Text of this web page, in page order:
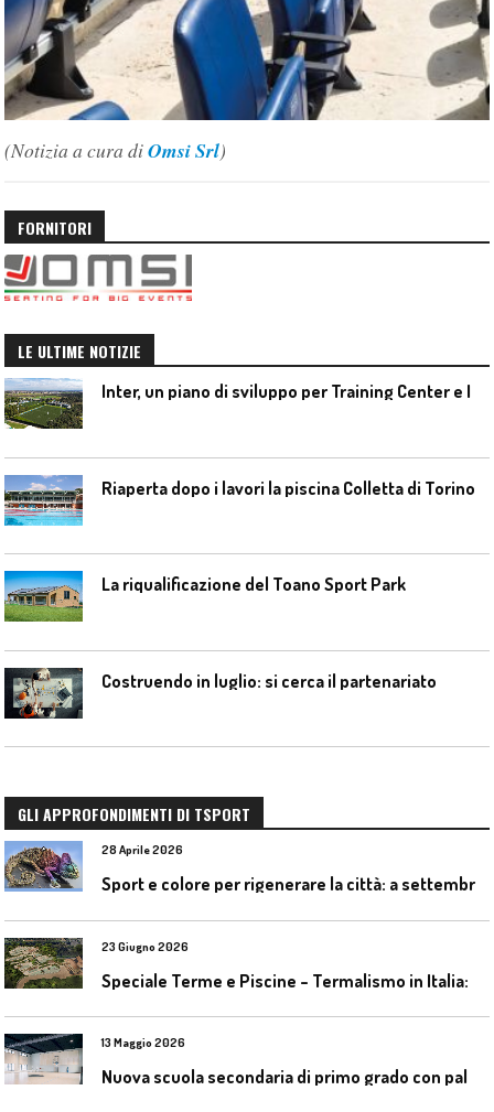
(Notizia a cura diOmsi Srl)
FORNITORI
LE ULTIME NOTIZIE
Riaperta dopo i lavori la piscina Colletta di Torino
La riqualificazione del Toano Sport Park
Costruendo in luglio: si cerca il partenariato
GLI APPROFONDIMENTI DI TSPORT
28 Aprile 2026
23 Giugno 2026
13 Maggio 2026